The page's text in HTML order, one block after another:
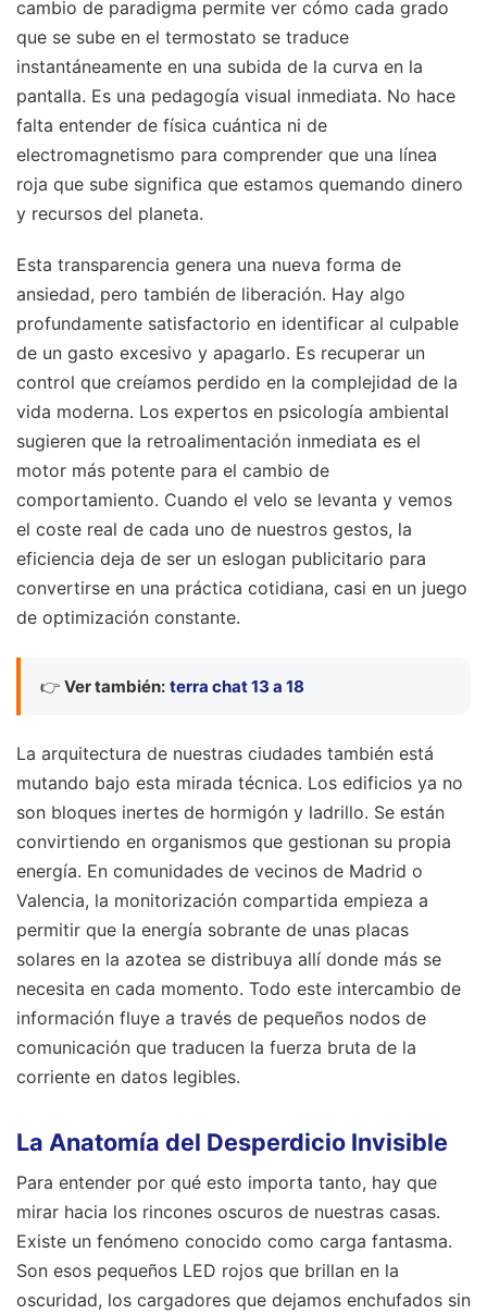
cambio de paradigma permite ver cómo cada grado
que se sube en el termostato se traduce
instantáneamente en una subida de la curva en la
pantalla. Es una pedagogía visual inmediata. No hace
falta entender de física cuántica ni de
electromagnetismo para comprender que una línea
roja que sube significa que estamos quemando dinero
y recursos del planeta.
Esta transparencia genera una nueva forma de
ansiedad, pero también de liberación. Hay algo
profundamente satisfactorio en identificar al culpable
de un gasto excesivo y apagarlo. Es recuperar un
control que creíamos perdido en la complejidad de la
vida moderna. Los expertos en psicología ambiental
sugieren que la retroalimentación inmediata es el
motor más potente para el cambio de
comportamiento. Cuando el velo se levanta y vemos
el coste real de cada uno de nuestros gestos, la
eficiencia deja de ser un eslogan publicitario para
convertirse en una práctica cotidiana, casi en un juego
de optimización constante.
👉 Ver también: terra chat 13 a 18
La arquitectura de nuestras ciudades también está
mutando bajo esta mirada técnica. Los edificios ya no
son bloques inertes de hormigón y ladrillo. Se están
convirtiendo en organismos que gestionan su propia
energía. En comunidades de vecinos de Madrid o
Valencia, la monitorización compartida empieza a
permitir que la energía sobrante de unas placas
solares en la azotea se distribuya allí donde más se
necesita en cada momento. Todo este intercambio de
información fluye a través de pequeños nodos de
comunicación que traducen la fuerza bruta de la
corriente en datos legibles.
La Anatomía del Desperdicio Invisible
Para entender por qué esto importa tanto, hay que
mirar hacia los rincones oscuros de nuestras casas.
Existe un fenómeno conocido como carga fantasma.
Son esos pequeños LED rojos que brillan en la
oscuridad, los cargadores que dejamos enchufados sin